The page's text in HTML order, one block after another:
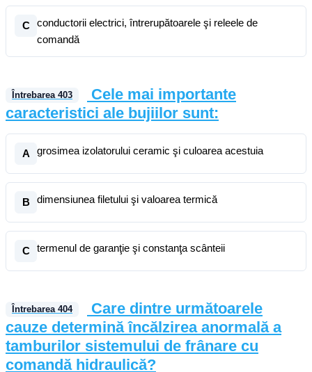
C
conductorii electrici, întrerupătoarele şi releele de
comandă
Întrebarea 403
Cele mai importante
caracteristici ale bujiilor sunt:
A grosimea izolatorului ceramic şi culoarea acestuia
B dimensiunea filetului şi valoarea termică
C termenul de garanţie şi constanţa scânteii
Întrebarea 404
Care dintre următoarele
cauze determină încălzirea anormală a
tamburilor sistemului de frânare cu
comandă hidraulică?